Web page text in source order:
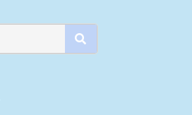
SEARCH